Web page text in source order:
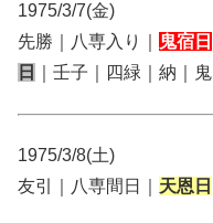
1975/3/7(金)
先勝｜八専入り｜
鬼宿日
日
｜壬子｜四緑｜納｜鬼
1975/3/8(土)
友引｜八専間日｜ 天恩日